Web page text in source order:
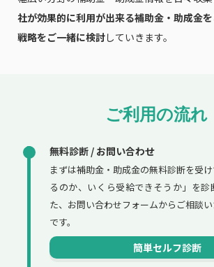
社が効果的に利用が出来る補助金・助成金
戦略をご一緒に検討していきます。
ご利用の流れ
無料診断 / お問い合わせ
まずは補助金・助成金の無料診断を受
るのか、いくら受給できそうか」を診
た、お問い合わせフォームからご相談
です。
簡単セルフ診断